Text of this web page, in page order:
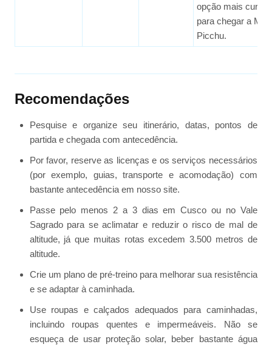
opção mais curta
para chegar a
Picchu.
Recomendações
Pesquise e organize seu itinerário, datas, pontos de
partida e chegada com antecedência.
Por favor, reserve as licenças e os serviços necessários
(por exemplo, guias, transporte e acomodação) com
bastante antecedência em nosso site.
Passe pelo menos 2 a 3 dias em Cusco ou no Vale
Sagrado para se aclimatar e reduzir o risco de mal de
altitude, já que muitas rotas excedem 3.500 metros de
altitude.
Crie um plano de pré-treino para melhorar sua resistência
e se adaptar à caminhada.
Use roupas e calçados adequados para caminhadas,
incluindo roupas quentes e impermeáveis. Não se
esqueça de usar proteção solar, beber bastante água